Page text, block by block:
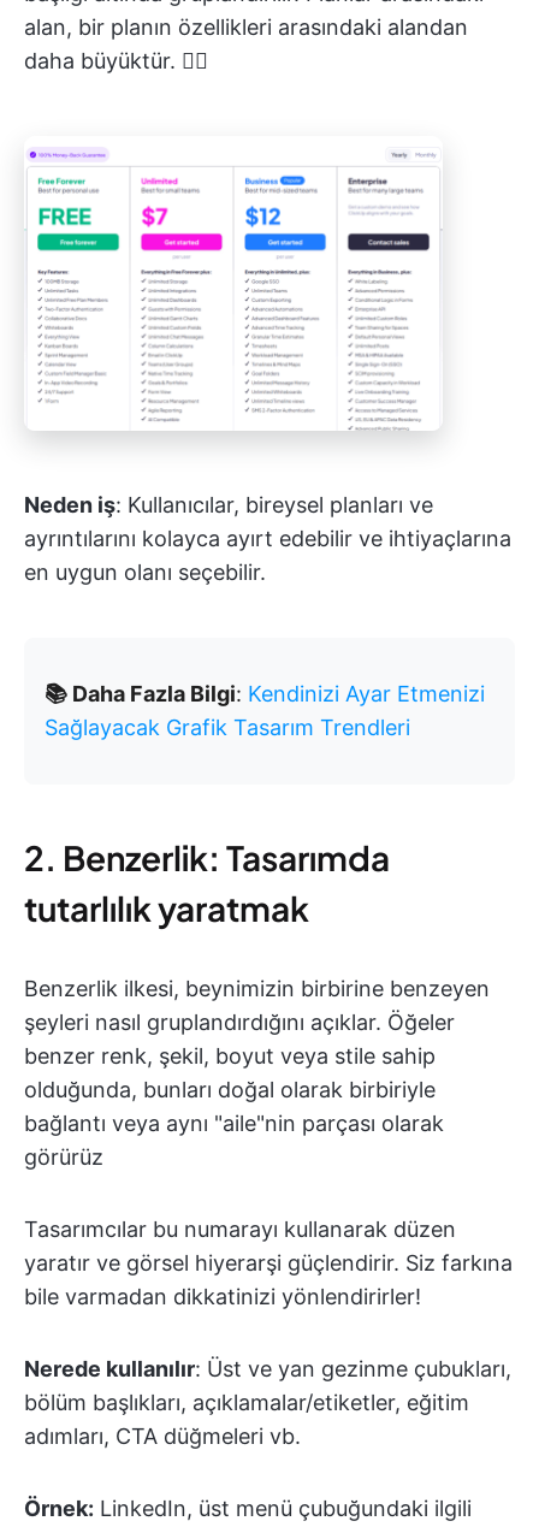
alan, bir planın özellikleri arasındaki alandan
daha büyüktür. 👇🏼
Neden iş: Kullanıcılar, bireysel planları ve
ayrıntılarını kolayca ayırt edebilir ve ihtiyaçlarına
en uygun olanı seçebilir.
📚 Daha Fazla Bilgi: Kendinizi Ayar Etmenizi
Sağlayacak Grafik Tasarım Trendleri
2. Benzerlik: Tasarımda
tutarlılık yaratmak
Benzerlik ilkesi, beynimizin birbirine benzeyen
şeyleri nasıl gruplandırdığını açıklar. Öğeler
benzer renk, şekil, boyut veya stile sahip
olduğunda, bunları doğal olarak birbiriyle
bağlantı veya aynı "aile"nin parçası olarak
görürüz
Tasarımcılar bu numarayı kullanarak düzen
yaratır ve görsel hiyerarşi güçlendirir. Siz farkına
bile varmadan dikkatinizi yönlendirirler!
Nerede kullanılır: Üst ve yan gezinme çubukları,
bölüm başlıkları, açıklamalar/etiketler, eğitim
adımları, CTA düğmeleri vb.
Örnek: LinkedIn, üst menü çubuğundaki ilgili